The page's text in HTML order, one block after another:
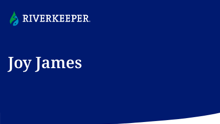
Joy James​​​​‌ ‍ ​‍​‍‌‍ ‌ ​‍‌‍‍‌‌‍‌ ‌‍‍‌‌‍ ‍​‍​‍​ ‍‍​‍​‍‌ ​ ‌‍​‌‌‍ ‍‌‍‍‌‌ ‌​‌ ‍‌​‍ ‍‌‍‍‌‌‍ ​‍​‍​‍ ​​‍​‍‌‍‍​‌ ​‍‌‍‌‌‌‍‌‍​‍​‍​ ‍‍​‍​‍‌‍‍​‌ ‌​‌ ‌​‌ ​​‌ ​ ​ ‍‍​‍ ​‍ ‌‍​ ‌‍ ‌‌ ​ ​‍ ‍‌‍ ‌‌‍​‌‌‍‍‌‌‍ ‍​‍ ‍​ ​‍​ ​​​ ​‍​ ‌​‌ ​‍‌‍‌‌‌‍‌​‌‍‌‌‌ ​ ‌‍‍‌‌‍‌ ‌‍ ‍​‍ ‍‌ ​‍‌‍‍‌‌ ‌‍‌‍‌‌‌ ​‍‌‍‍ ‌‍‌‌‌‍‌‌‌ ​​‌‍‌‌‌ ​‍​‍ ‍‌‍ ‌ ​‍‌‍‌ ​‍ ‌‍‍‌‌‍ ‍‌ ‌​‌‍‌‌‌‍ ‍‌ ‌​​‍ ‌‍‌‌‌‍‌​‌‍‍‌‌ ‌​​‍ ‌‍ ‌‌‍ ‌‍‌​‌‍‌‌​ ‌‌ ​​‌ ​‍‌‍‌‌‌ ​ ‌‍‌‌‌‍ ‍‌ ‌​‌‍​‌‌ ‌​‌‍‍‌‌‍ ‌‍ ‍​ ‍ ‌‍‍‌‌‍‌​​ ‌‌‍‌​​ ​‌​ ‌​‌‍​‌‌‍​ ‌‍​‌​ ‌​‌‍‌‍​‍ ‌‌‍​‌​ ‌ ‌‍‌‌​ ‌‌​‍ ‌​ ‌​​ ​​‌‍‌​​ ‌ ​‍ ‌‌‍​‍‌‍‌‍​ ‌‌‌‍‌‍​‍ ‌​ ​ ​ ‌‍​ ‌‍‌‍​‍​ ​ ‌‍​ ​ ‌‌​ ‌ ‌‍​ ‌‍​ ‌‍​‍​ ‌‌​ ‍ ‌ ‌​‌ ‍‌‌ ​​‌‍‌‌​ ‌‌ ​​‌‍‌‌‌ ​‍‌ ​ ‌‍ ‌‍ ‍​ ‍ ‌ ​​‌‍​‌‌ ‌​‌‍‍​​ ‌‌‍‌‍‌ ‌‌‌‍ ​‌‍ ​‌‍ ‍‌‍​‌‌‍ ‌‌‍‌‌​ ‌‍​‍‌‍​‌‌ ​ ‌‍‌‌‌‌‌‌‌ ​‍‌‍ ​​ ‌‌‍‍​‌ ‌​‌ ‌​‌ ​​‌ ​ ​‍‌‌​ ​ ‌​​‌​‍‌‌​ ​‍‌​‌‍​‍‌‌​ ​‍‌​‌‍‌‍​ ‌‍ ‌‌ ​ ​‍ ‍‌‍ ‌‌‍​‌‌‍‍‌‌‍ ‍​‍ ‍​ ​‍​ ​​​ ​‍​ ‌​‌ ​‍‌‍‌‌‌‍‌​‌‍‌‌‌ ​ ‌‍‍‌‌‍‌ ‌‍ ‍​‍ ‍‌ ​‍‌‍‍‌‌ ‌‍‌‍‌‌‌ ​‍‌‍‍ ‌‍‌‌‌‍‌‌‌ ​​‌‍‌‌‌ ​‍​‍ ‍‌‍ ‌ ​‍‌‍‌ ​‍‌‍‌‍‍‌‌‍‌​​ ‌‌‍‌​​ ​‌​ ‌​‌‍​‌‌‍​ ‌‍​‌​ ‌​‌‍‌‍​‍ ‌‌‍​‌​ ‌ ‌‍‌‌​ ‌‌​‍ ‌​ ‌​​ ​​‌‍‌​​ ‌ ​‍ ‌‌‍​‍‌‍‌‍​ ‌‌‌‍‌‍​‍ ‌​ ​ ​ ‌‍​ ‌‍‌‍​‍​ ​ ‌‍​ ​ ‌‌​ ‌ ‌‍​ ‌‍​ ‌‍​‍​ ‌‌​‍‌‍‌ ‌​‌ ‍‌‌ ​​‌‍‌‌​ ‌‌ ​​‌‍‌‌‌ ​‍‌ ​ ‌‍ ‌‍ ‍​‍‌‍‌ ​​‌‍​‌‌ ‌​‌‍‍​​ ‌‌‍‌‍‌ ‌‌‌‍ ​‌‍ ​‌‍ ‍‌‍​‌‌‍ ‌‌‍‌‌​‍‌‍‌ ​​‌‍‌‌‌ ​‍‌ ​ ‌ ​​‌‍‌‌‌‍​ ‌ ‌​‌‍‍‌‌ ‌‍‌‍‌‌​ ‌‌ ​​‌ ‌‌‌‍​‍‌‍ ​‌‍‍‌‌ ​ ‌‍‍​‌‍‌‌‌‍‌​​‍​‍‌ ‌